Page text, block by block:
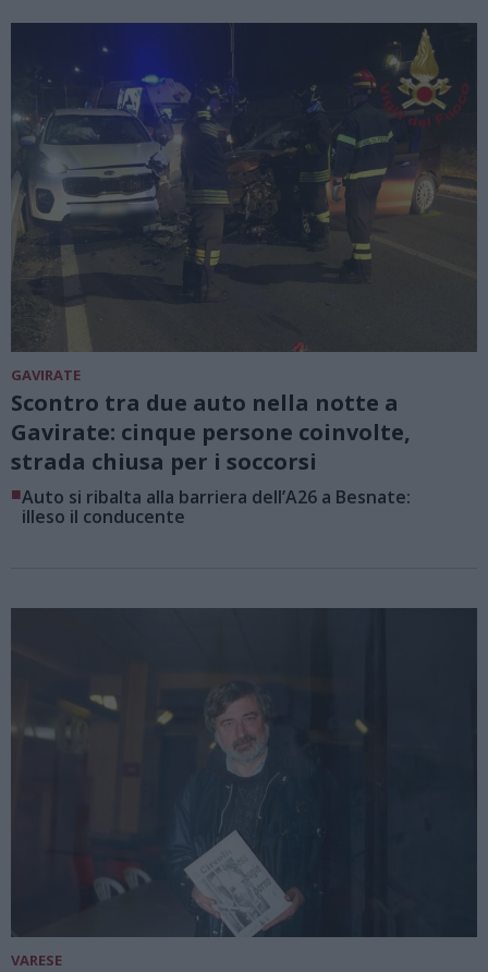
GAVIRATE
Scontro tra due auto nella notte a
Gavirate: cinque persone coinvolte,
strada chiusa per i soccorsi
■Auto si ribalta alla barriera dell’A26 a Besnate:
illeso il conducente
VARESE